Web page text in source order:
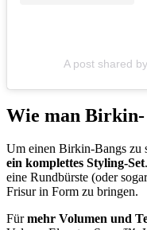
A post shared
Wie man Birkin-
Um einen Birkin-Bangs zu
ein komplettes Styling-Set
eine Rundbürste (oder
Frisur in Form zu bringen.
Fürmehr Volumen und